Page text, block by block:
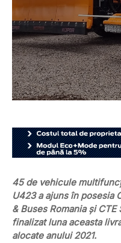
45 de vehicule
U423 a ajuns în posesia
& Buses Romania și
finalizat luna aceasta
alocate anului 2021.